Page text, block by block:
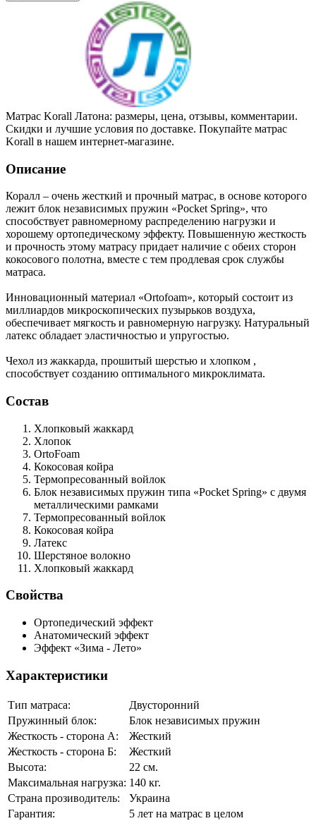
Матрас Korall Латона: размеры, цена, отзывы, комментарии.
Скидки и лучшие условия по доставке. Покупайте матрас
Korall в нашем интернет-магазине.
Описание
Коралл – очень жесткий и прочный матрас, в основе которого
лежит блок независимых пружин «Pocket Spring», что
способствует равномерному распределению нагрузки и
хорошему ортопедическому эффекту. Повышенную жесткость
и прочность этому матрасу придает наличие с обеих сторон
кокосового полотна, вместе с тем продлевая срок службы
матраса.
Инновационный материал «Ortofoam», который состоит из
миллиардов микроскопических пузырьков воздуха,
обеспечивает мягкость и равномерную нагрузку. Натуральный
латекс обладает эластичностью и упругостью.
Чехол из жаккарда, прошитый шерстью и хлопком ,
способствует созданию оптимального микроклимата.
Состав
Хлопковый жаккард
Хлопок
OrtoFoam
Кокосовая койра
Термопресованный войлок
Блок независимых пружин типа «Pocket Spring» с двумя
металлическими рамками
Термопресованный войлок
Кокосовая койра
Латекс
Шерстяное волокно
Хлопковый жаккард
Свойства
Ортопедический эффект
Анатомический эффект
Эффект «Зима - Лето»
Характеристики
Тип матраса:
Двусторонний
Пружинный блок:
Блок независимых пружин
Жесткость - сторона А:
Жесткий
Жесткость - сторона Б:
Жесткий
Высота:
22 см.
Максимальная нагрузка: 140 кг.
Страна прозиводитель:
Украина
Гарантия:
5 лет на матрас в целом